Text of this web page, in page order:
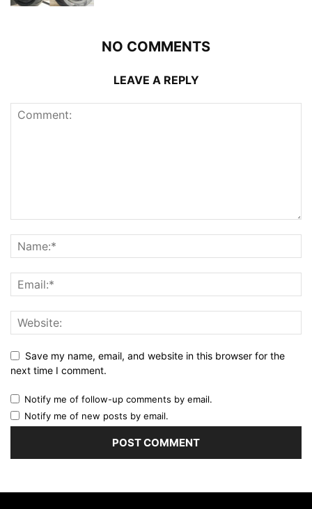
NO COMMENTS
LEAVE A REPLY
Save my name, email, and website in this browser for the
next time I comment.
Notify me of follow-up comments by email.
Notify me of new posts by email.